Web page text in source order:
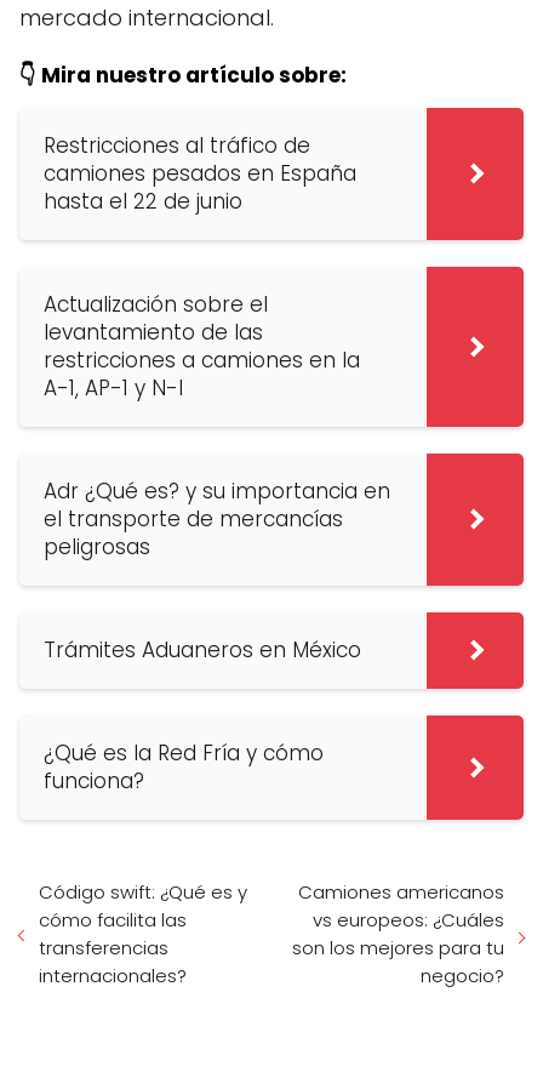
mercado internacional.
👇 Mira nuestro artículo sobre:
Restricciones al tráfico de
camiones pesados en España
hasta el 22 de junio
Actualización sobre el
levantamiento de las
restricciones a camiones en la
A-1, AP-1 y N-I
Adr ¿Qué es? y su importancia en
el transporte de mercancías
peligrosas
Trámites Aduaneros en México
¿Qué es la Red Fría y cómo
funciona?
Código swift: ¿Qué es y
cómo facilita las
transferencias
internacionales?
Camiones americanos
vs europeos: ¿Cuáles
son los mejores para tu
negocio?